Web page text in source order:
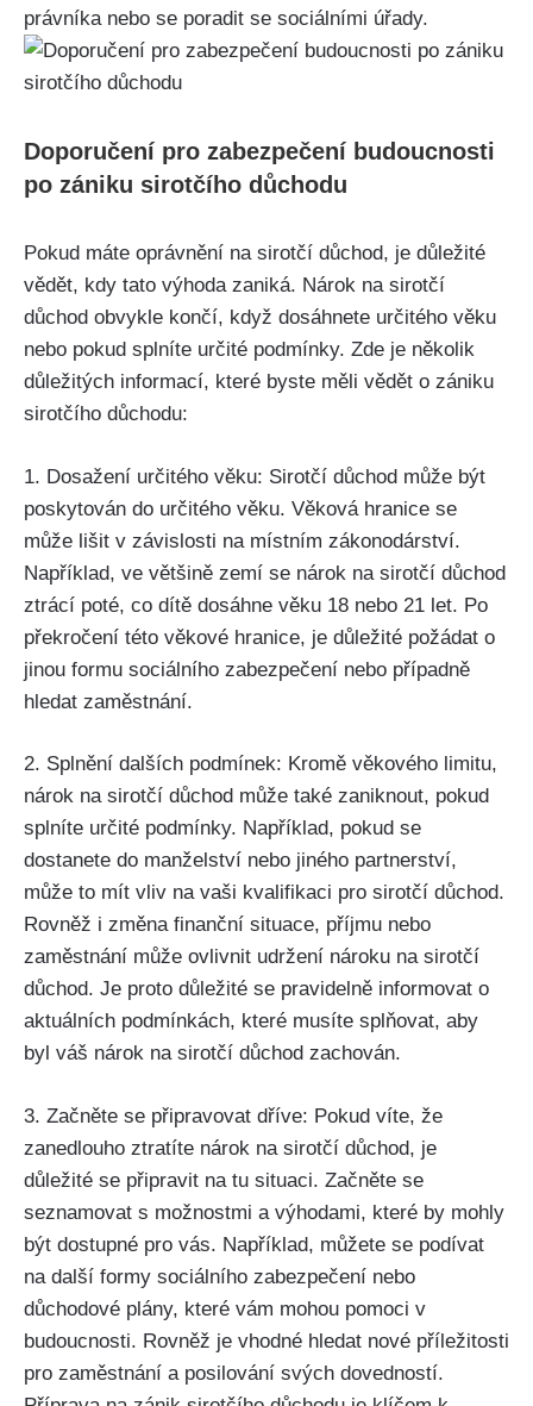
právníka nebo se poradit se sociálními úřady.
Doporučení pro zabezpečení budoucnosti
po zániku sirotčího důchodu
Pokud máte oprávnění na sirotčí důchod, je důležité
vědět, kdy tato výhoda zaniká. Nárok na sirotčí
důchod obvykle končí, když dosáhnete určitého věku
nebo pokud splníte určité podmínky. Zde je několik
důležitých informací, které byste měli vědět o zániku
sirotčího důchodu:
1. Dosažení určitého věku: Sirotčí důchod může být
poskytován do určitého věku. Věková hranice se
může lišit v závislosti na místním zákonodárství.
Například, ve většině zemí se nárok na sirotčí důchod
ztrácí poté, co dítě dosáhne věku 18 nebo 21 let. Po
překročení této věkové hranice, je důležité požádat o
jinou formu sociálního zabezpečení nebo případně
hledat zaměstnání.
2. Splnění dalších podmínek: Kromě věkového limitu,
nárok na sirotčí důchod může také zaniknout, pokud
splníte určité podmínky. Například, pokud se
dostanete do manželství nebo jiného partnerství,
může to mít vliv na vaši kvalifikaci pro sirotčí důchod.
Rovněž i změna finanční situace, příjmu nebo
zaměstnání může ovlivnit udržení nároku na sirotčí
důchod. Je proto důležité se pravidelně informovat o
aktuálních podmínkách, které musíte splňovat, aby
byl váš nárok na sirotčí důchod zachován.
3. Začněte se připravovat dříve: Pokud víte, že
zanedlouho ztratíte nárok na sirotčí důchod, je
důležité se připravit na tu situaci. Začněte se
seznamovat s možnostmi a výhodami, které by mohly
být dostupné pro vás. Například, můžete se podívat
na další formy sociálního zabezpečení nebo
důchodové plány, které vám mohou pomoci v
budoucnosti. Rovněž je vhodné hledat nové příležitosti
pro zaměstnání a posilování svých dovedností.